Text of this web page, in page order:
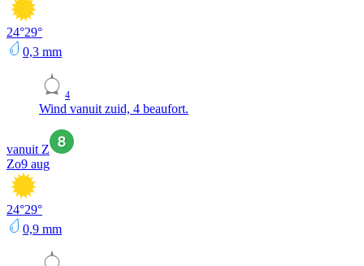
24°29°
0,3 mm
4
Wind vanuit zuid, 4 beaufort.
vanuit Z
Zo9 aug
24°29°
0,9 mm